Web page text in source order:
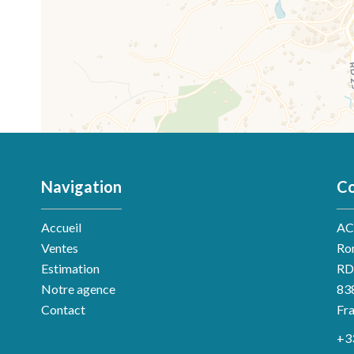
Navigation
Accueil
Ventes
Estimation
Notre agence
Contact